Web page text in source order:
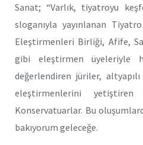
Sanat; “Varlık, tiyatroyu
sloganıyla yayınlanan
Eleştirmenleri Birliği, Afife,
gibi eleştirmen üyeleriyle
değerlendiren jüriler,
eleştirmenlerini
Konservatuarlar. Bu
bakıyorum geleceğe.